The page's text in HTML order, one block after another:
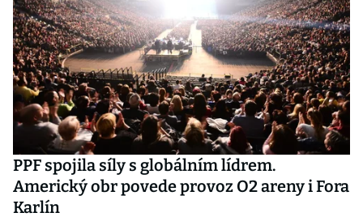
PPF spojila síly s globálním lídrem.
Americký obr povede provoz O2 areny i Fora
Karlín